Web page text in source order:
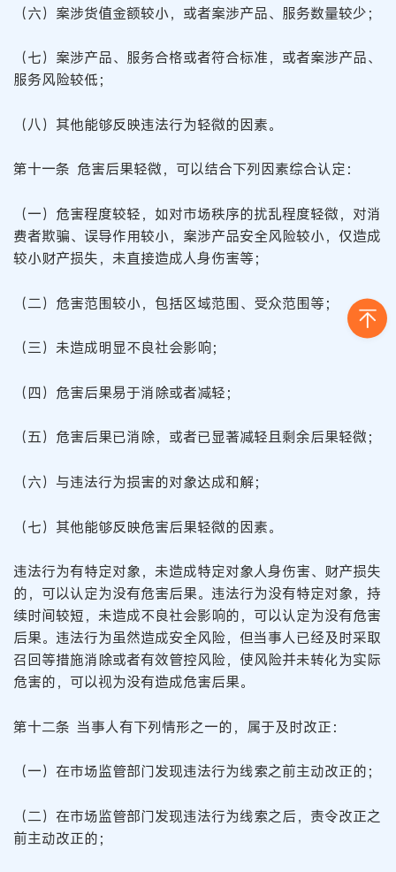
（六）案涉货值金额较小，或者案涉产品、服务数量较少；
（七）案涉产品、服务合格或者符合标准，或者案涉产品、
服务风险较低；
（八）其他能够反映违法行为轻微的因素。
第十一条 危害后果轻微，可以结合下列因素综合认定：
（一）危害程度较轻，如对市场秩序的扰乱程度轻微，对消
费者欺骗、误导作用较小，案涉产品安全风险较小，仅造成
较小财产损失，未直接造成人身伤害等；
（二）危害范围较小，包括区域范围、受众范围等；
（三）未造成明显不良社会影响；
（四）危害后果易于消除或者减轻；
（五）危害后果已消除，或者已显著减轻且剩余后果轻微；
（六）与违法行为损害的对象达成和解；
（七）其他能够反映危害后果轻微的因素。
违法行为有特定对象，未造成特定对象人身伤害、财产损失
的，可以认定为没有危害后果。违法行为没有特定对象，持
续时间较短，未造成不良社会影响的，可以认定为没有危害
后果。违法行为虽然造成安全风险，但当事人已经及时采取
召回等措施消除或者有效管控风险，使风险并未转化为实际
危害的，可以视为没有造成危害后果。
第十二条 当事人有下列情形之一的，属于及时改正：
（一）在市场监管部门发现违法行为线索之前主动改正的；
（二）在市场监管部门发现违法行为线索之后，责令改正之
前主动改正的；